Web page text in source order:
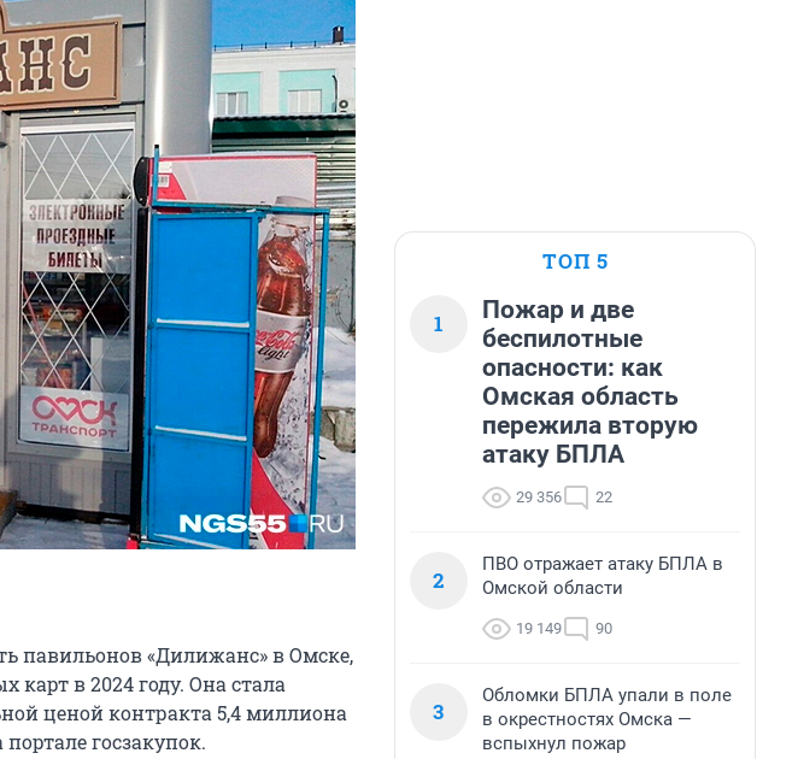
павильонов «Дилижанс» в Омске,
в 2024 году. Она стала
ценой контракта 5,4 миллиона
госзакупок.
ТОП 5
1
Пожар и две
беспилотные
опасности: как
Омская область
пережила вторую
атаку БПЛА
29 356 22
2
ПВО отражает атаку БПЛА в
Омской области
19 149 90
3
Обломки БПЛА упали в поле
в окрестностях Омска —
вспыхнул пожар